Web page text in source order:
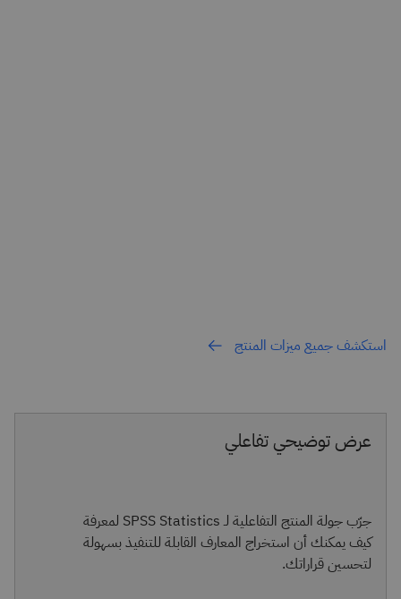
عرض توضيحي تفاعلي
جرّب جولة المنتج التفاعلية لـ SPSS Statistics لمعرفة
كيف يمكنك أن استخراج المعارف القابلة للتنفيذ بسهولة
لتحسين قراراتك.
استكشف جميع ميزات المنتج